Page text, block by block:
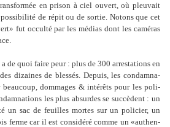
en prison à ciel ouvert, où pleu­vait
de répit ou de sortie. Notons que cet
fut occulté par les médias dont les camé­ras
de quoi faire peur : plus de 300 arres­ta­tions en
dizai­nes de bles­sés. Depuis, les condam­na­
dom­mages & inté­rêts pour les poli­
les plus absur­des se suc­cè­dent : un
un sac de feuilles mortes sur un poli­cier, un
ferme car il est consi­déré comme un «authen­